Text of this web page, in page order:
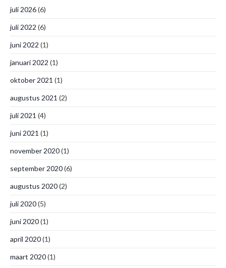
juli 2026(6)
juli 2022 (6)
juni 2022 (1)
januari 2022 (1)
oktober 2021 (1)
augustus 2021 (2)
juli 2021 (4)
juni 2021 (1)
november 2020(1)
september 2020(6)
augustus 2020(2)
juli 2020(5)
juni 2020(1)
april 2020(1)
maart 2020(1)